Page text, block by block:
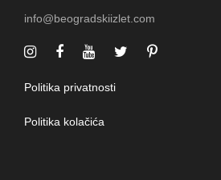
info@beogradskiizlet.com
Politika privatnosti
Politika kolačića